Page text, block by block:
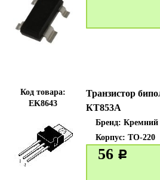
Код товара:
EK8643
Транзистор
КТ853А
Бренд: Кремний
Корпус: TO-220
56 c